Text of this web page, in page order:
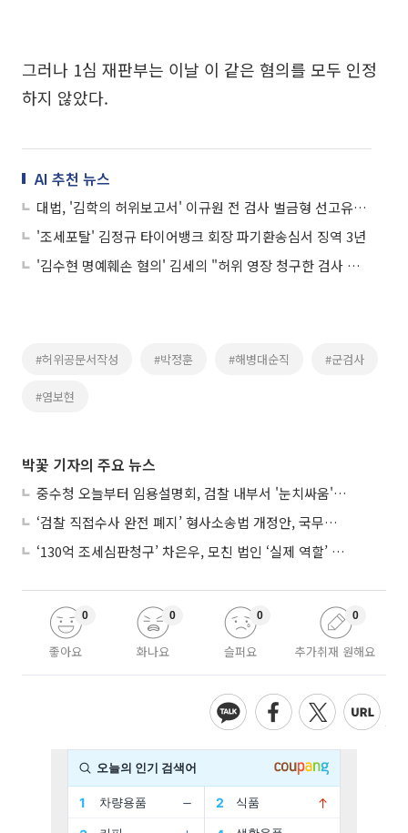
그러나 1심 재판부는 이날 이 같은 혐의를 모두 인정
하지 않았다.
AI 추천 뉴스
대법, '김학의 허위보고서' 이규원 전 검사 벌금형 선고유예 확정
'조세포탈' 김정규 타이어뱅크 회장 파기환송심서 징역 3년
'김수현 명예훼손 혐의' 김세의 "허위 영장 청구한 검사 고소할 것"
#허위공문서작성 #박정훈 #해병대순직 #군검사
#염보현
박꽃 기자의 주요 뉴스
중수청 오늘부터 임용설명회, 검찰 내부서 '눈치싸움' 기류변화도
‘검찰 직접수사 완전 폐지’ 형사소송법 개정안, 국무회의 통과
‘130억 조세심판청구’ 차은우, 모친 법인 ‘실제 역할’ 다툴 듯
좋아요
0
화나요
0
슬퍼요
0
추가취재 원해요
0